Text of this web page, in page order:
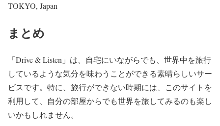
TOKYO, Japan
まとめ
「Drive & Listen」は、自宅にいながらでも、世界中を旅行
しているような気分を味わうことができる素晴らしいサー
ビスです。特に、旅行ができない時期には、このサイトを
利用して、自分の部屋からでも世界を旅してみるのも楽し
いかもしれません。